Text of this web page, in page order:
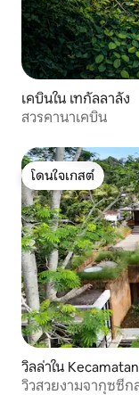
เคบินใน เทกัลลาลัง
สวรคานาเคบิน
โดนใจเกสต์
โดนใจเกสต์
วิลล่าใน
วิวสวยงามจากุซซี่